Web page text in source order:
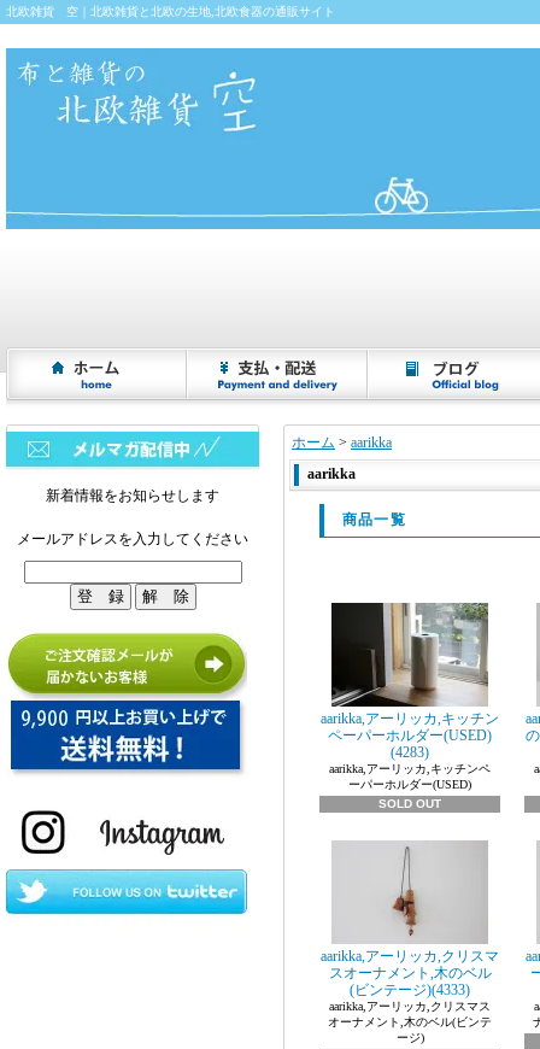
北欧雑貨 空｜北欧雑貨と北欧の生地,北欧食器の通販サイト
新着情報をお知らせします
メールアドレスを入力してください
ホーム > aarikka
aarikka
商品一覧
aarikka,アーリッカ,キッチン
ペーパーホルダー(USED)
(4283)
aarikka,アーリッカ,キッチンペ
ーパーホルダー(USED)
SOLD OUT
aarikka,アーリッカ,クリスマ
スオーナメント,木のベル
(ビンテージ)(4333)
aarikka,アーリッカ,クリスマス
オーナメント,木のベル(ビンテ
ージ)